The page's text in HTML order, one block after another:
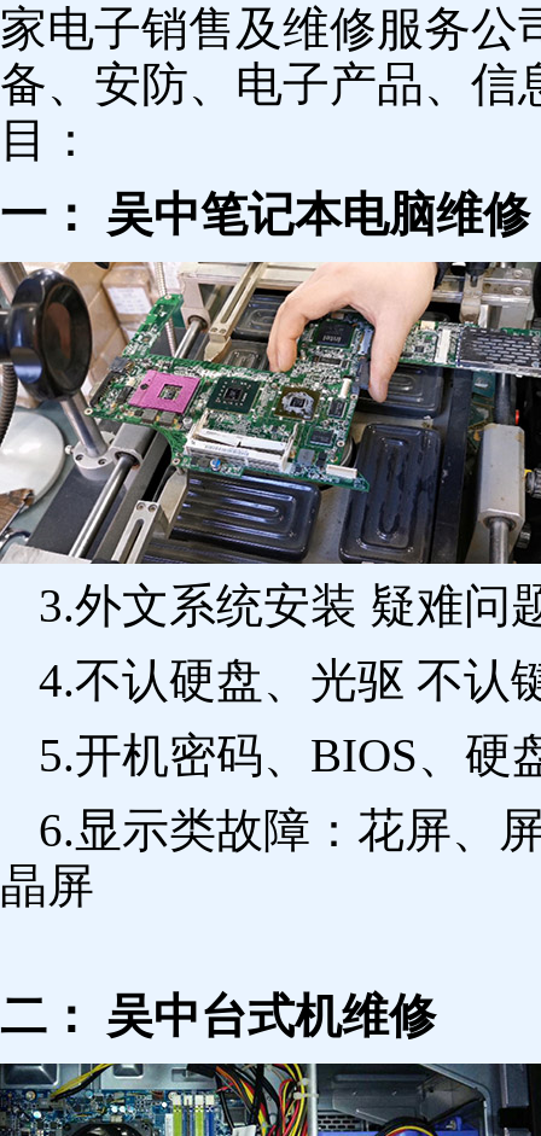
家电子销售及维修服务公
备、安防、电子产品、信
目：
一： 吴中笔记本电脑维修
3.外文系统安装 疑难问
4.不认硬盘、光驱 不认
5.开机密码、BIOS、硬
6.显示类故障：花屏、
晶屏
二： 吴中台式机维修